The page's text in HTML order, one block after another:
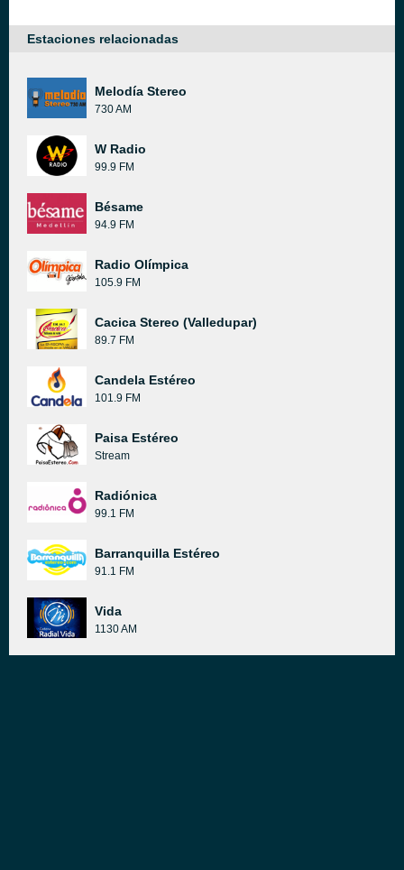
Estaciones relacionadas
Melodía Stereo
730 AM
W Radio
99.9 FM
Bésame
94.9 FM
Radio Olímpica
105.9 FM
Cacica Stereo (Valledupar)
89.7 FM
Candela Estéreo
101.9 FM
Paisa Estéreo
Stream
Radiónica
99.1 FM
Barranquilla Estéreo
91.1 FM
Vida
1130 AM